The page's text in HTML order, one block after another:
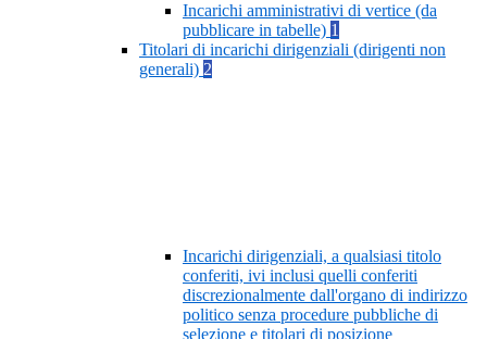
Incarichi amministrativi di vertice (da
pubblicare in tabelle) 1
Titolari di incarichi dirigenziali (dirigenti non
generali) 2
Incarichi dirigenziali, a qualsiasi titolo
conferiti, ivi inclusi quelli conferiti
discrezionalmente dall'organo di indirizzo
politico senza procedure pubbliche di
selezione e titolari di posizione